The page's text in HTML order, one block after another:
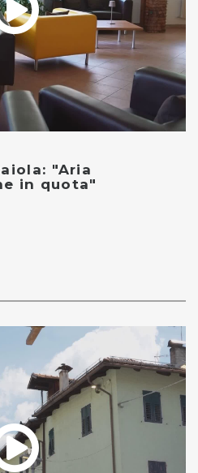
"Aria
in quota"